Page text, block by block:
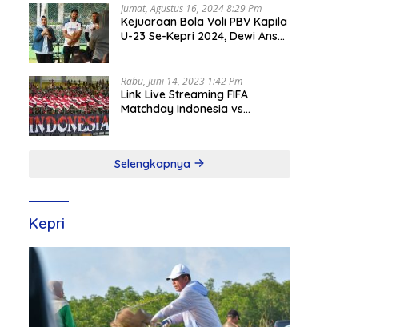
Jumat, Agustus 16, 2024 8:29 Pm
Kejuaraan Bola Voli PBV Kapila
U-23 Se-Kepri 2024, Dewi Ansar
Rabu, Juni 14, 2023 1:42 Pm
Link Live Streaming FIFA
Matchday Indonesia vs
Selengkapnya
Kepri